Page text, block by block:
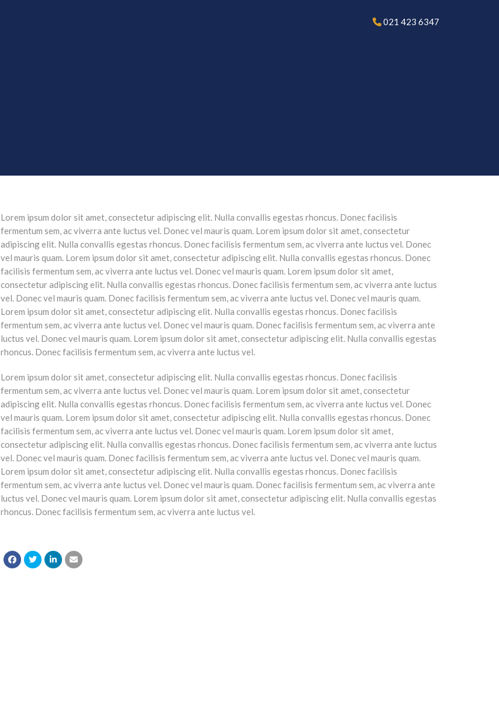
021 423 6347
Lorem ipsum dolor sit amet, consectetur adipiscing elit. Nulla convallis egestas rhoncus. Donec facilisis
fermentum sem, ac viverra ante luctus vel. Donec vel mauris quam. Lorem ipsum dolor sit amet, consectetur
adipiscing elit. Nulla convallis egestas rhoncus. Donec facilisis fermentum sem, ac viverra ante luctus vel. Donec
vel mauris quam. Lorem ipsum dolor sit amet, consectetur adipiscing elit. Nulla convallis egestas rhoncus. Donec
facilisis fermentum sem, ac viverra ante luctus vel. Donec vel mauris quam. Lorem ipsum dolor sit amet,
consectetur adipiscing elit. Nulla convallis egestas rhoncus. Donec facilisis fermentum sem, ac viverra ante luctus
vel. Donec vel mauris quam. Donec facilisis fermentum sem, ac viverra ante luctus vel. Donec vel mauris quam.
Lorem ipsum dolor sit amet, consectetur adipiscing elit. Nulla convallis egestas rhoncus. Donec facilisis
fermentum sem, ac viverra ante luctus vel. Donec vel mauris quam. Donec facilisis fermentum sem, ac viverra ante
luctus vel. Donec vel mauris quam. Lorem ipsum dolor sit amet, consectetur adipiscing elit. Nulla convallis egestas
rhoncus. Donec facilisis fermentum sem, ac viverra ante luctus vel.
Lorem ipsum dolor sit amet, consectetur adipiscing elit. Nulla convallis egestas rhoncus. Donec facilisis
fermentum sem, ac viverra ante luctus vel. Donec vel mauris quam. Lorem ipsum dolor sit amet, consectetur
adipiscing elit. Nulla convallis egestas rhoncus. Donec facilisis fermentum sem, ac viverra ante luctus vel. Donec
vel mauris quam. Lorem ipsum dolor sit amet, consectetur adipiscing elit. Nulla convallis egestas rhoncus. Donec
facilisis fermentum sem, ac viverra ante luctus vel. Donec vel mauris quam. Lorem ipsum dolor sit amet,
consectetur adipiscing elit. Nulla convallis egestas rhoncus. Donec facilisis fermentum sem, ac viverra ante luctus
vel. Donec vel mauris quam. Donec facilisis fermentum sem, ac viverra ante luctus vel. Donec vel mauris quam.
Lorem ipsum dolor sit amet, consectetur adipiscing elit. Nulla convallis egestas rhoncus. Donec facilisis
fermentum sem, ac viverra ante luctus vel. Donec vel mauris quam. Donec facilisis fermentum sem, ac viverra ante
luctus vel. Donec vel mauris quam. Lorem ipsum dolor sit amet, consectetur adipiscing elit. Nulla convallis egestas
rhoncus. Donec facilisis fermentum sem, ac viverra ante luctus vel.